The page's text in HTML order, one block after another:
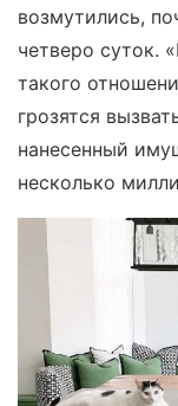
возмутились,
четверо суток.
такого
грозятся
нанесенный
несколько